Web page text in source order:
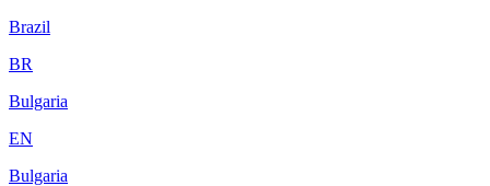
Brazil
BR
Bulgaria
EN
Bulgaria